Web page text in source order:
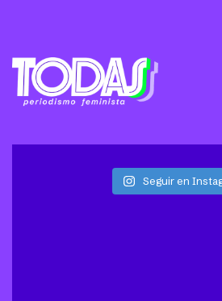
Seguir en